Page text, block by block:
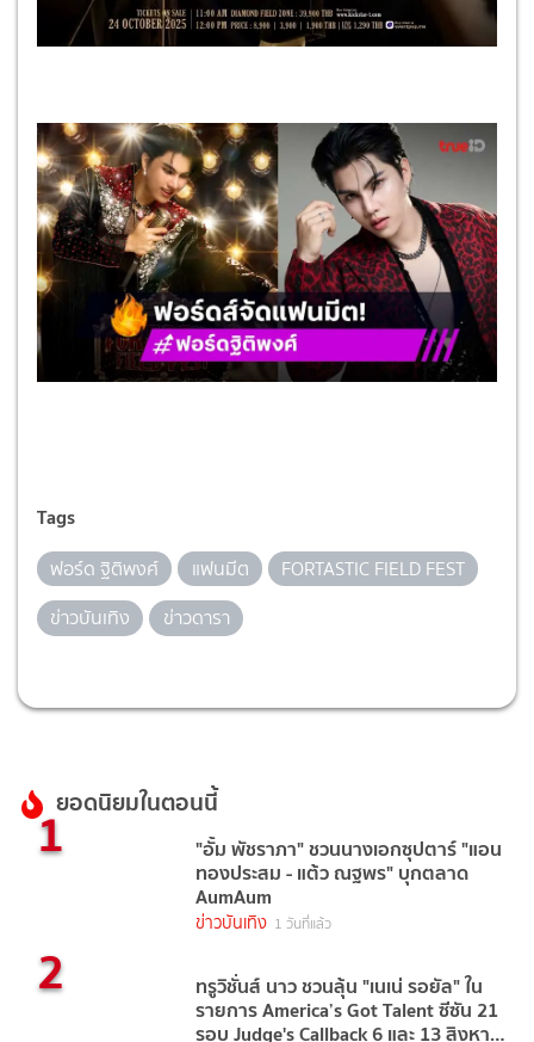
Tags
ฟอร์ด ฐิติพงศ์ แฟนมีต
FORTASTIC FIELD FEST
ข่าวบันเทิง
ข่าวดารา
ยอดนิยมในตอนนี้
1 "อั้ม พัชราภา" ชวนนางเอกซุปตาร์ "แอน
ทองประสม - แต้ว ณฐพร" บุกตลาด
AumAum
ข่าวบันเทิง 1 วันที่แล้ว
2 ทรูวิชั่นส์ นาว ชวนลุ้น "เนเน่ รอยัล" ใน
รายการ America’s Got Talent ซีซัน 21
รอบ Judge's Callback 6 และ 13 สิงหาคม